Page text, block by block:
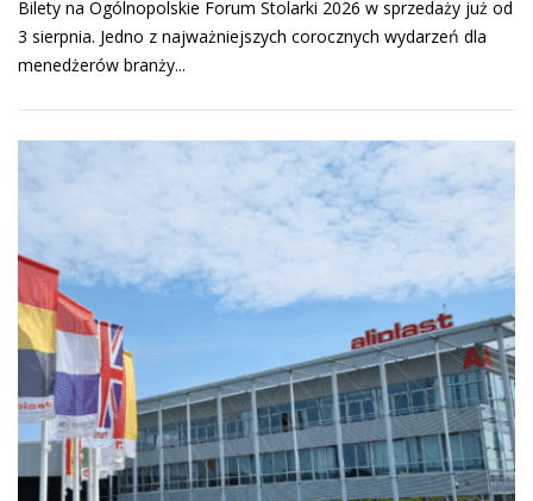
Bilety na Ogólnopolskie Forum Stolarki 2026 w sprzedaży już od
3 sierpnia. Jedno z najważniejszych corocznych wydarzeń dla
menedżerów branży...